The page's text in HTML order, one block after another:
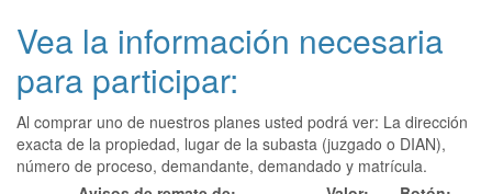
Vea la información necesaria
para participar:
Al comprar uno de nuestros planes usted podrá ver: La dirección
exacta de la propiedad, lugar de la subasta (juzgado o DIAN),
número de proceso, demandante, demandado y matrícula.